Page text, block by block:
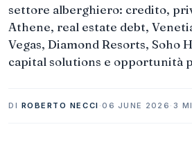
settore alberghiero: credito,
Athene, real estate debt,
Vegas, Diamond Resorts, Soho
capital solutions e opportunità
DI ROBERTO NECCI ·06 JUNE 2026 · 3